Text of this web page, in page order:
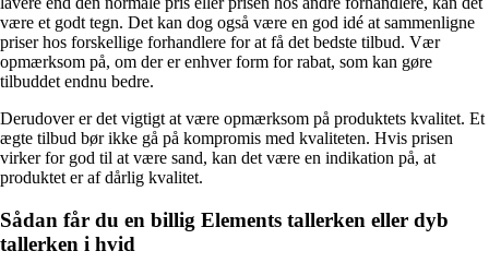
være et godt tegn. Det kan dog også være en god idé at sammenligne
priser hos forskellige forhandlere for at få det bedste tilbud. Vær
opmærksom på, om der er enhver form for rabat, som kan gøre
tilbuddet endnu bedre.
Derudover er det vigtigt at være opmærksom på produktets kvalitet. Et
ægte tilbud bør ikke gå på kompromis med kvaliteten. Hvis prisen
virker for god til at være sand, kan det være en indikation på, at
produktet er af dårlig kvalitet.
Sådan får du en billig Elements tallerken eller dyb
tallerken i hvid